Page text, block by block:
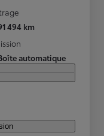
494 km
automatique